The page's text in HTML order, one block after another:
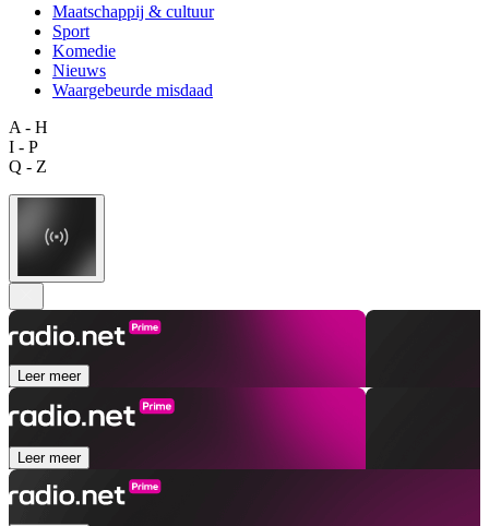
Maatschappij & cultuur
Sport
Komedie
Nieuws
Waargebeurde misdaad
A - H
I - P
Q - Z
Leer meer
Leer meer